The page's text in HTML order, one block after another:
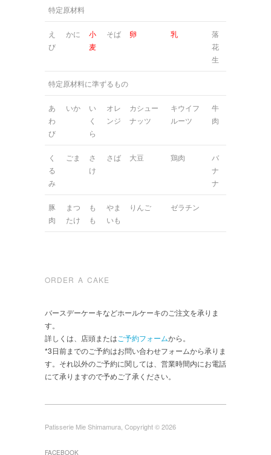
特定原材料
え
び
かに
小
麦
そば 卵 乳
落
花
生
特定原材料に準ずるもの
あ
わ
び
いか
い
く
ら
オレ
ンジ
カシュー
ナッツ
キウイフ
ルーツ
牛
肉
く
る
み
ごま
さ
け
さば 大豆 鶏肉
バ
ナ
ナ
豚
肉
まつ
たけ
も
も
やま
いも
りんご ゼラチン
ORDER A CAKE
バースデーケーキなどホールケーキのご注文を承りま
す。
詳しくは、店頭またはご予約フォームから。
*3日前までのご予約はお問い合わせフォームから承りま
す。それ以外のご予約に関しては、営業時間内にお電話
にて承りますので予めご了承ください。
Patisserie Mie Shimamura, Copyright © 2026
FACEBOOK